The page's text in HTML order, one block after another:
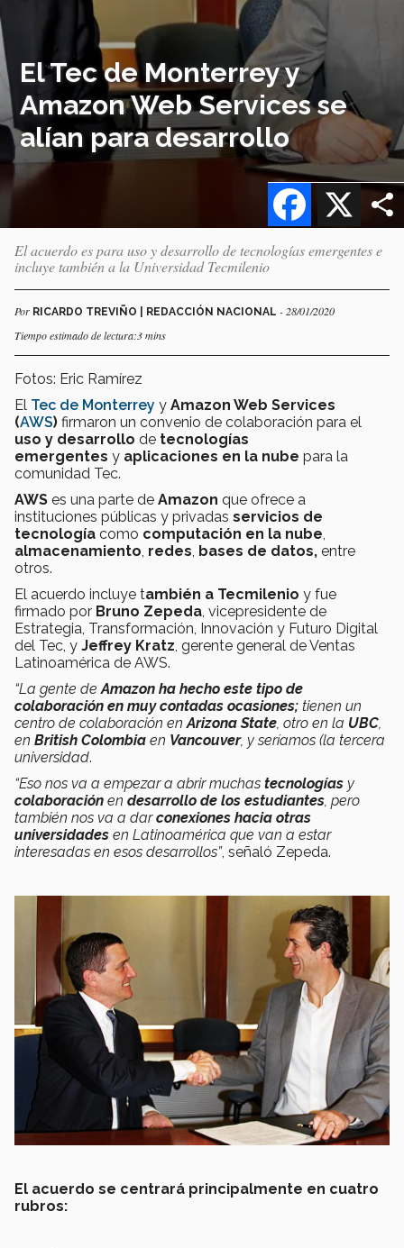
El Tec de Monterrey y
Amazon Web Services se
alían para desarrollo
X
Facebook
El acuerdo es para uso y desarrollo de tecnologías emergentes e
incluye también a la Universidad Tecmilenio
Por RICARDO TREVIÑO | REDACCIÓN NACIONAL - 28/01/2020
Tiempo estimado de lectura:3 mins
Fotos: Eric Ramírez
El Tec de Monterrey y Amazon Web Services
(AWS) firmaron un convenio de colaboración para el
uso y desarrollo de tecnologías
emergentes y aplicaciones en la nube para la
comunidad Tec.
AWS es una parte de Amazon que ofrece a
instituciones públicas y privadas servicios de
tecnología como computación en la nube
almacenamiento redes bases de datos, entre
otros.
El acuerdo incluye también a Tecmilenio y fue
firmado por Bruno Zepeda , vicepresidente de
Estrategia, Transformación, Innovación y Futuro Digital
del Tec, y Jeffrey Kratz , gerente general de Ventas
Latinoamérica de AWS.
“La gente de Amazon ha hecho este tipo de
colaboración en muy contadas ocasiones; tienen un
centro de colaboración en Arizona State , otro en la UBC
en British Colombia en Vancouver, y seríamos (la tercera
universidad.
“Eso nos va a empezar a abrir muchas tecnologías y
colaboración en desarrollo de los estudiantes , pero
también nos va a darconexiones hacia otras
universidades en Latinoamérica que van a estar
interesadas en esos desarrollos”, señaló Zepeda.
El acuerdo se centrará principalmente en cuatro
rubros: